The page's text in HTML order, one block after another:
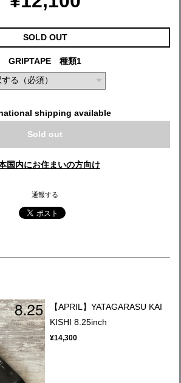
SOLD OUT
GRIPTAPE 種類1
shipping available
Sold out
国内にお住まいの方向け
通報する
【APRIL】YATAGARASU KAI
KISHI 8.25inch
¥14,300